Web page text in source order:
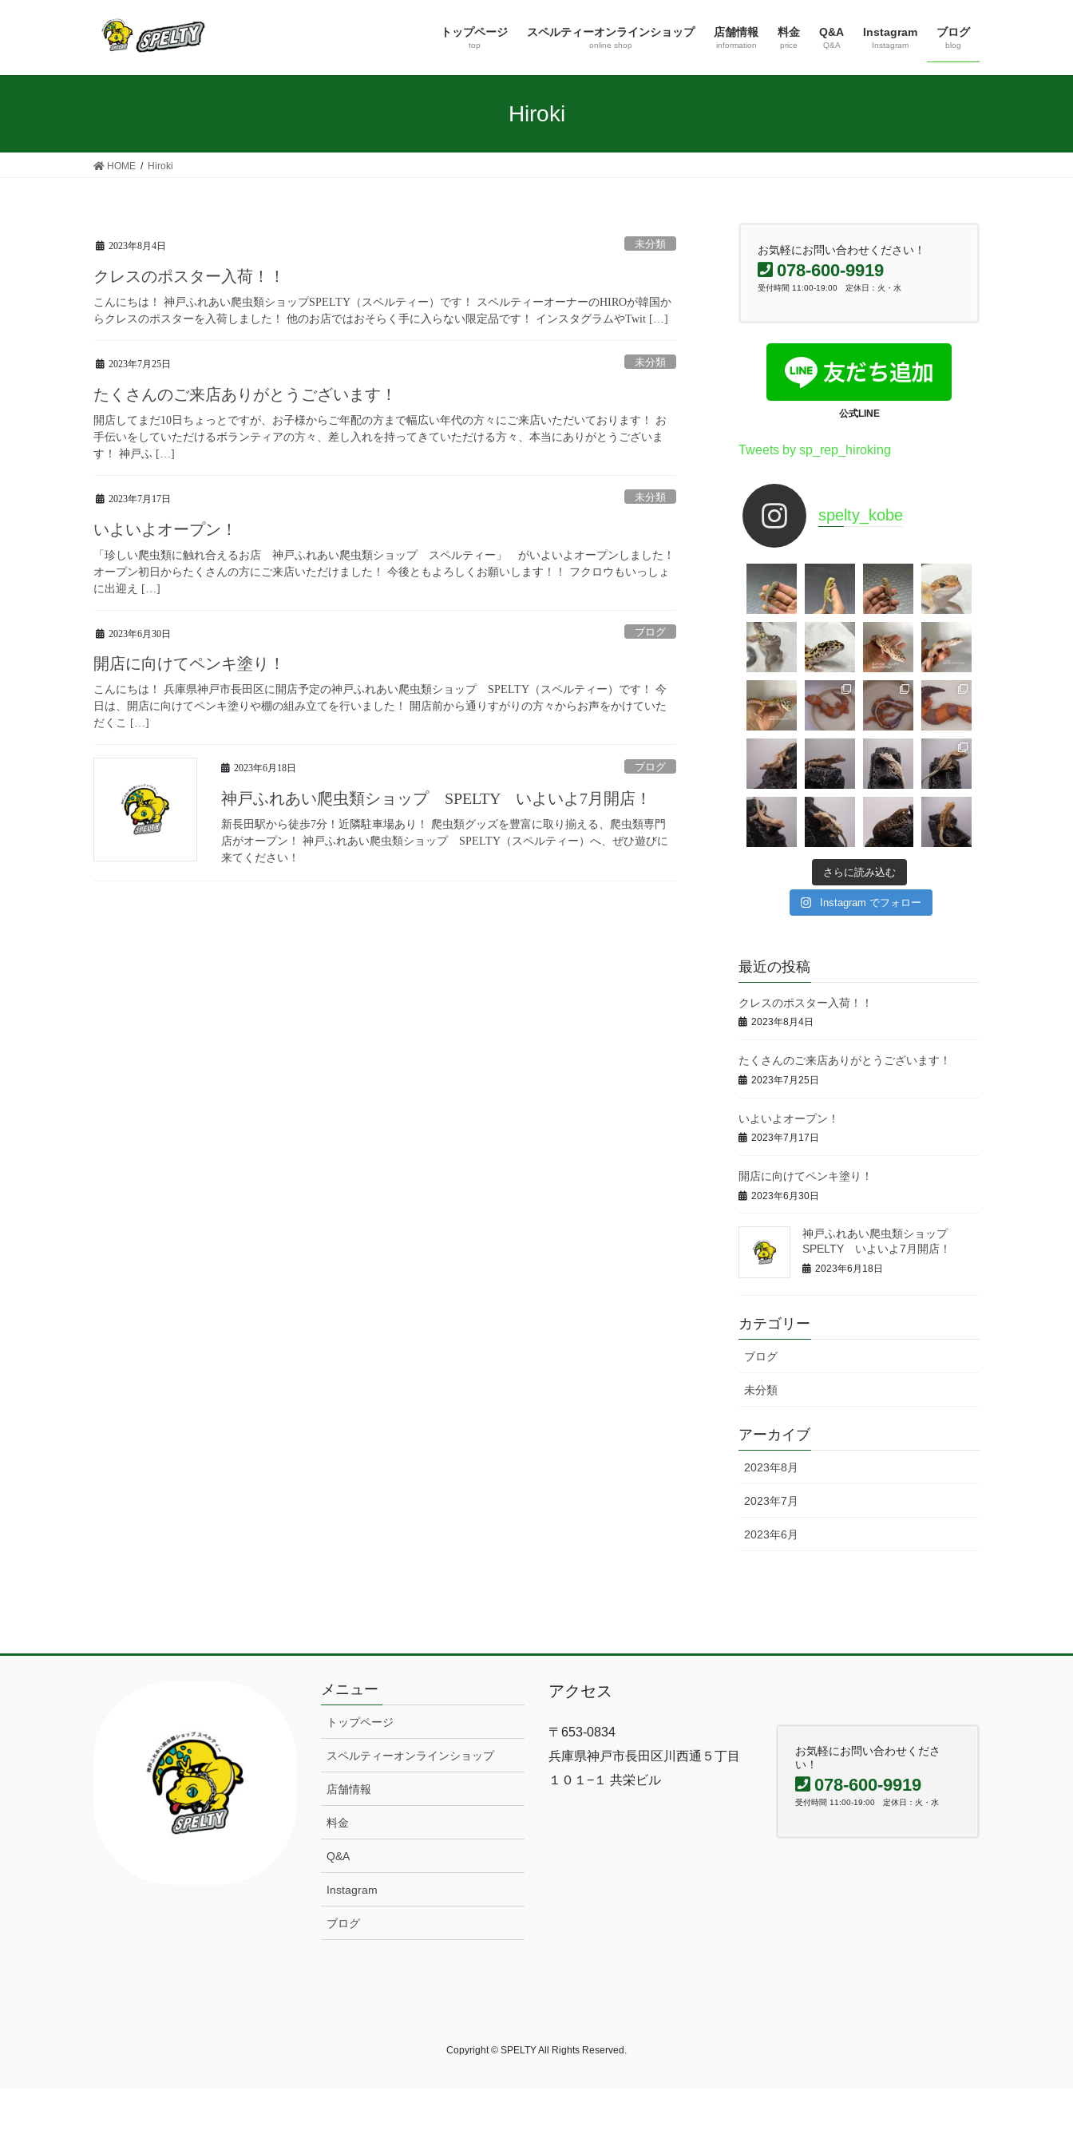
トップページ
top
スペルティーオンラインショップ
online shop
店舗情報
information
料金
price
Q&A
Q&A
Instagram
Instagram
ブログ
blog
Hiroki
HOME Hiroki
2023年8月4日 未分類
クレスのポスター入荷！！
こんにちは！ 神戸ふれあい爬虫類ショップSPELTY（スペルティー）です！ スペルティーオーナーのHIROが韓国か
らクレスのポスターを入荷しました！ 他のお店ではおそらく手に入らない限定品です！ インスタグラムやTwit […]
2023年7月25日 未分類
たくさんのご来店ありがとうございます！
開店してまだ10日ちょっとですが、お子様からご年配の方まで幅広い年代の方々にご来店いただいております！ お
手伝いをしていただけるボランティアの方々、差し入れを持ってきていただける方々、本当にありがとうございま
す！ 神戸ふ […]
2023年7月17日 未分類
いよいよオープン！
「珍しい爬虫類に触れ合えるお店 神戸ふれあい爬虫類ショップ スペルティー」 がいよいよオープンしました！
オープン初日からたくさんの方にご来店いただけました！ 今後ともよろしくお願いします！！ フクロウもいっしょ
に出迎え […]
2023年6月30日 ブログ
開店に向けてペンキ塗り！
こんにちは！ 兵庫県神戸市長田区に開店予定の神戸ふれあい爬虫類ショップ SPELTY（スペルティー）です！ 今
日は、開店に向けてペンキ塗りや棚の組み立てを行いました！ 開店前から通りすがりの方々からお声をかけていた
だくこ […]
2023年6月18日 ブログ
神戸ふれあい爬虫類ショップ SPELTY いよいよ7月開店！
新長田駅から徒歩7分！近隣駐車場あり！ 爬虫類グッズを豊富に取り揃える、爬虫類専門
店がオープン！ 神戸ふれあい爬虫類ショップ SPELTY（スペルティー）へ、ぜひ遊びに
来てください！
お気軽にお問い合わせください！
078-600-9919
受付時間 11:00-19:00 定休日：火・水
公式LINE
Tweets by sp_rep_hiroking
spelty_kobe
さらに読み込む
Instagram でフォロー
最近の投稿
クレスのポスター入荷！！
2023年8月4日
たくさんのご来店ありがとうございます！
2023年7月25日
いよいよオープン！
2023年7月17日
開店に向けてペンキ塗り！
2023年6月30日
神戸ふれあい爬虫類ショップ
SPELTY いよいよ7月開店！
2023年6月18日
カテゴリー
ブログ
未分類
アーカイブ
2023年8月
2023年7月
2023年6月
メニュー
トップページ
スペルティーオンラインショップ
店舗情報
料金
Q&A
Instagram
ブログ
アクセス
〒653-0834
兵庫県神戸市長田区川西通５丁目
１０１−１ 共栄ビル
お気軽にお問い合わせくださ
い！
078-600-9919
受付時間 11:00-19:00 定休日：火・水
Copyright © SPELTY All Rights Reserved.